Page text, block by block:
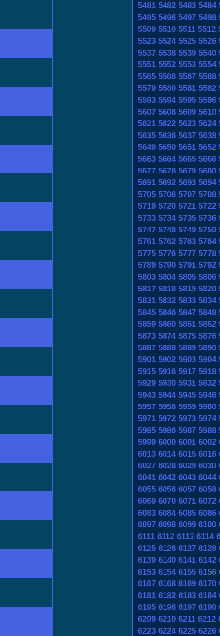
5481 5482 5483 5484
5495 5496 5497 5498
5509 5510 5511 5512
5523 5524 5525 5526
5537 5538 5539 5540
5551 5552 5553 5554
5565 5566 5567 5568
5579 5580 5581 5582
5593 5594 5595 5596
5607 5608 5609 5610
5621 5622 5623 5624
5635 5636 5637 5638
5649 5650 5651 5652
5663 5664 5665 5666
5677 5678 5679 5680
5691 5692 5693 5694
5705 5706 5707 5708
5719 5720 5721 5722
5733 5734 5735 5736
5747 5748 5749 5750
5761 5762 5763 5764
5775 5776 5777 5778
5789 5790 5791 5792
5803 5804 5805 5806
5817 5818 5819 5820
5831 5832 5833 5834
5845 5846 5847 5848
5859 5860 5861 5862
5873 5874 5875 5876
5887 5888 5889 5890
5901 5902 5903 5904
5915 5916 5917 5918
5929 5930 5931 5932
5943 5944 5945 5946
5957 5958 5959 5960
5971 5972 5973 5974
5985 5986 5987 5988
5999 6000 6001 6002
6013 6014 6015 6016
6027 6028 6029 6030
6041 6042 6043 6044
6055 6056 6057 6058
6069 6070 6071 6072
6083 6084 6085 6086
6097 6098 6099 6100
6111 6112 6113 6114
6125 6126 6127 6128
6139 6140 6141 6142
6153 6154 6155 6156
6167 6168 6169 6170
6181 6182 6183 6184
6195 6196 6197 6198
6209 6210 6211 6212
6223 6224 6225 6226